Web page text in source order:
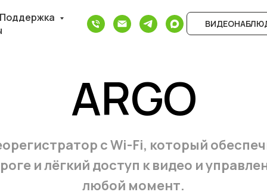
ARGO
с Wi-Fi, который
и лёгкий доступ к видео и
любой момент.